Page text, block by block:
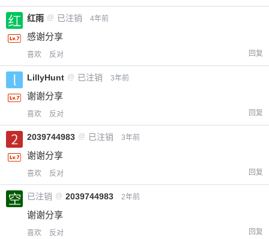
20 50
¥
红雨 @ 已注销 4年前
感谢分享
喜欢 反对 回复
LillyHunt @ 已注销 3年前
谢谢分享
喜欢 反对 回复
2039744983 @ 已注销 3年前
谢谢分享
喜欢 反对 回复
已注销 @ 2039744983 2年前
谢谢分享
喜欢 反对 回复
您没有权限发布内容，请购买会员或者提升权
限。
6位以上